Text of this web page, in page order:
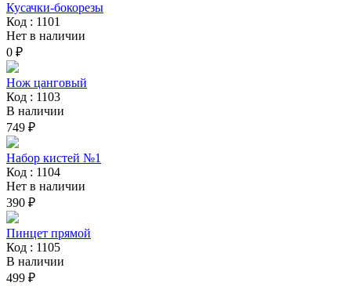
Кусачки-бокорезы
Код : 1101
Нет в наличии
0 ₽
Нож цанговый
Код : 1103
В наличии
749 ₽
Набор кистей №1
Код : 1104
Нет в наличии
390 ₽
Пинцет прямой
Код : 1105
В наличии
499 ₽